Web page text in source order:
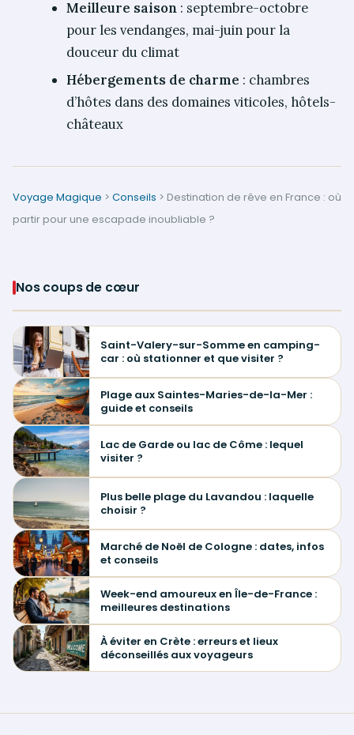
Meilleure saison : septembre-octobre
pour les vendanges, mai-juin pour la
douceur du climat
Hébergements de charme : chambres
d’hôtes dans des domaines viticoles, hôtels-
châteaux
Voyage Magique > Conseils > Destination de rêve en France : où
partir pour une escapade inoubliable ?
Nos coups de cœur
Saint-Valery-sur-Somme en camping-
car : où stationner et que visiter ?
Plage aux Saintes-Maries-de-la-Mer :
guide et conseils
Lac de Garde ou lac de Côme : lequel
visiter ?
Plus belle plage du Lavandou : laquelle
choisir ?
Marché de Noël de Cologne : dates, infos
et conseils
Week-end amoureux en Île-de-France :
meilleures destinations
À éviter en Crète : erreurs et lieux
déconseillés aux voyageurs